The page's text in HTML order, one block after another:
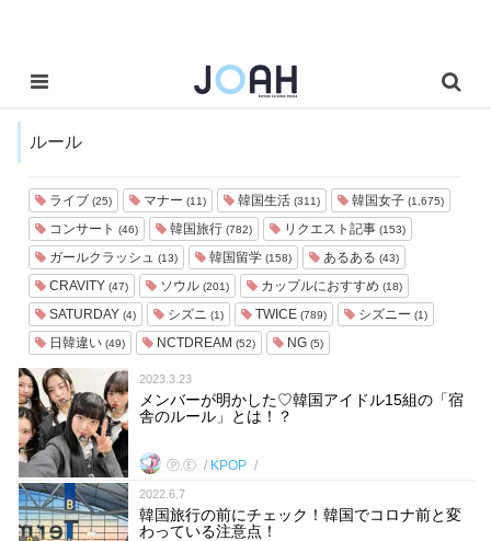
ルール
ライブ (25) マナー (11) 韓国生活 (311) 韓国女子 (1,675)
コンサート (46) 韓国旅行 (782) リクエスト記事 (153)
ガールクラッシュ (13) 韓国留学 (158) あるある (43)
CRAVITY (47) ソウル (201) カップルにおすすめ (18)
SATURDAY (4) シズニ (1) TWICE (789) シズニー (1)
日韓違い (49) NCTDREAM (52) NG (5)
2023.3.23
メンバーが明かした♡韓国アイドル15組の「宿
舎のルール」とは！？
Ⓟ.Ⓔ KPOP
2022.6.7
韓国旅行の前にチェック！韓国でコロナ前と変
わっている注意点！